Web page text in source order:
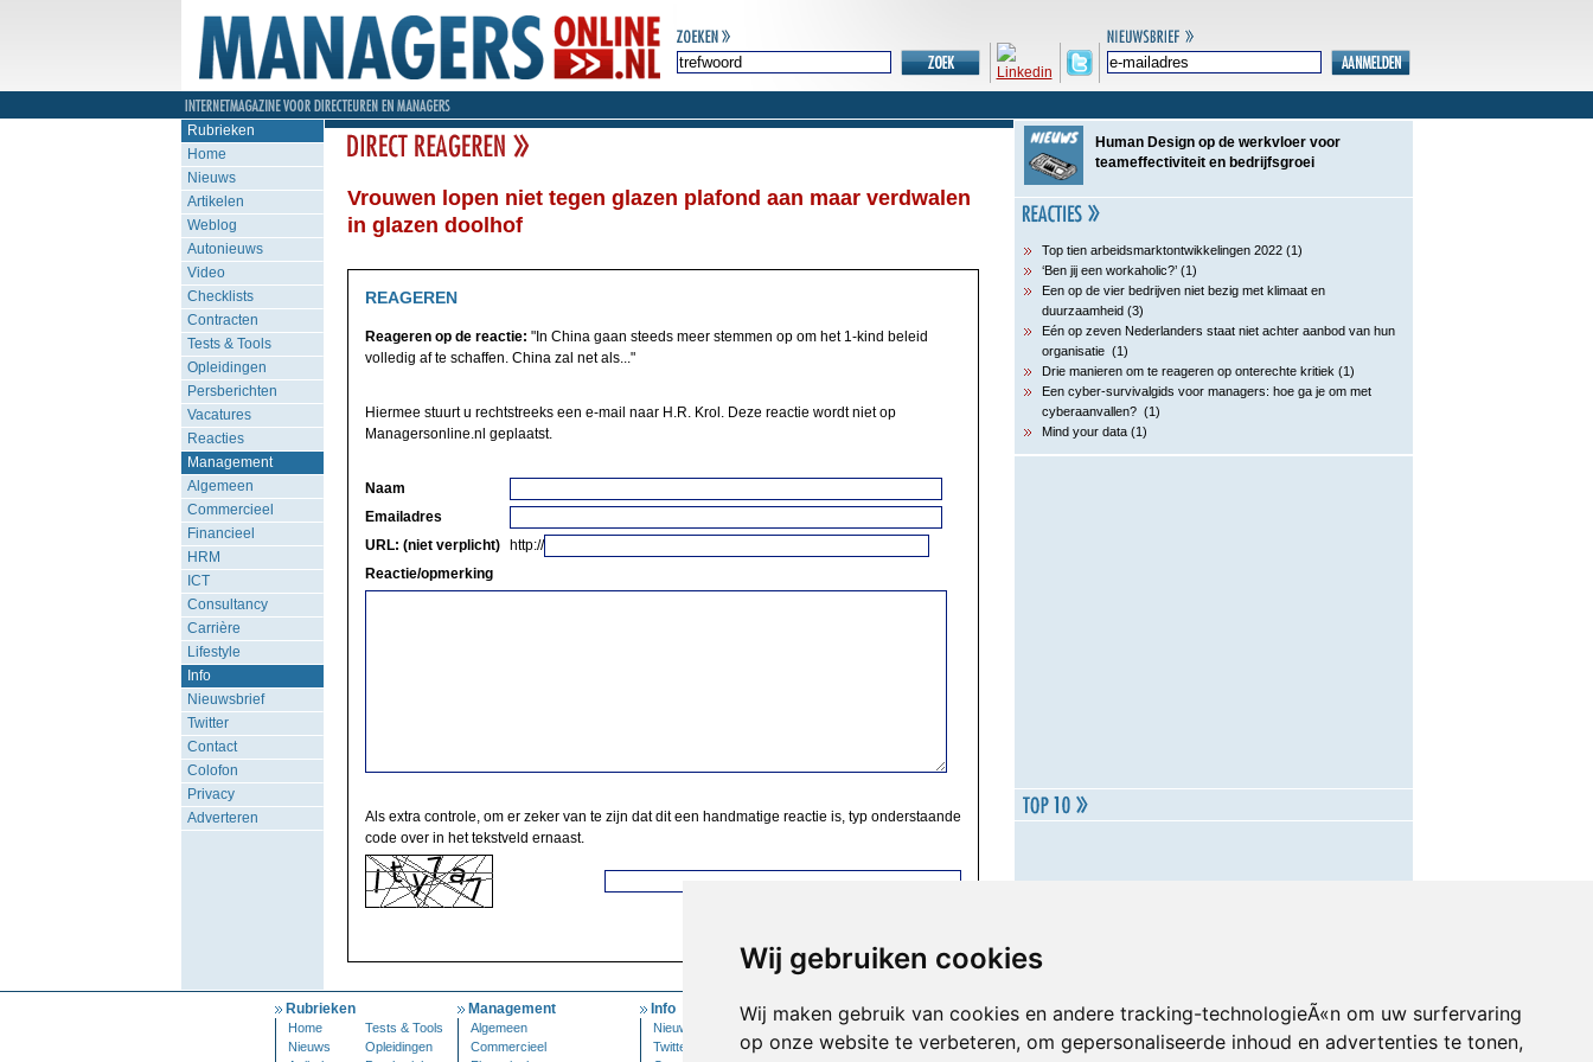
Wij gebruiken cookies
Wij maken gebruik van cookies en andere tracking-technologieÃ«n om uw surfervaring
op onze website te verbeteren, om gepersonaliseerde inhoud en advertenties te tonen,
Rubrieken
Home
Nieuws
Artikelen
Weblog
Autonieuws
Video
Checklists
Contracten
Tests & Tools
Opleidingen
Persberichten
Vacatures
Reacties
Management
Algemeen
Commercieel
Financieel
HRM
ICT
Consultancy
Carrière
Lifestyle
Info
Nieuwsbrief
Twitter
Contact
Colofon
Privacy
Adverteren
Vrouwen lopen niet tegen glazen plafond aan maar verdwalen
in glazen doolhof
REAGEREN
Reageren op de reactie: "In China gaan steeds meer stemmen op om het 1-kind beleid
volledig af te schaffen. China zal net als..."
Hiermee stuurt u rechtstreeks een e-mail naar H.R. Krol. Deze reactie wordt niet op
Managersonline.nl geplaatst.
Naam
Emailadres
URL: (niet verplicht)
http://
Reactie/opmerking
Als extra controle, om er zeker van te zijn dat dit een handmatige reactie is, typ onderstaande
code over in het tekstveld ernaast.
Human Design op de werkvloer voor
teameffectiviteit en bedrijfsgroei
Top tien arbeidsmarktontwikkelingen 2022 (1)
‘Ben jij een workaholic?’ (1)
Een op de vier bedrijven niet bezig met klimaat en
duurzaamheid (3)
Eén op zeven Nederlanders staat niet achter aanbod van hun
organisatie (1)
Drie manieren om te reageren op onterechte kritiek (1)
Een cyber-survivalgids voor managers: hoe ga je om met
cyberaanvallen? (1)
Mind your data (1)
Rubrieken
Home
Tests & Tools
Nieuws
Opleidingen
Management
Algemeen
Commercieel
Info
Nieuwsbrief
Twitter
Mijn Account
Inloggen